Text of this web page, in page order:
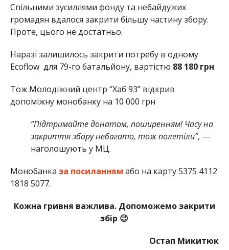
Спільними зусиллями фонду та небайдужих
громадян вдалося закрити більшу частину збору.
Проте, цього не достатньо.
Наразі залишилось закрити потребу в одному
Ecoflow для 79-го батальйону, вартістю 88 180 грн.
Тож Молодіжний центр “Хаб 93” відкрив
допоміжну монобанку на 10 000 грн
“Підтримайте донатом, поширенням! Часу на
закриття збору небагато, тож полетіли”, —
наголошують у МЦ.
Монобанка за посиланням або на карту 5375 4112
1818 5077.
Кожна гривня важлива. Допоможемо закрити
збір 😉
Остап Микитюк